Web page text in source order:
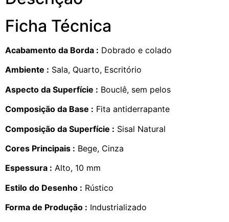
Ficha Técnica
Acabamento da Borda : Dobrado e colado
Ambiente : Sala, Quarto, Escritório
Aspecto da Superfície : Bouclê, sem pelos
Composição da Base : Fita antiderrapante
Composição da Superfície : Sisal Natural
Cores Principais : Bege, Cinza
Espessura : Alto, 10 mm
Estilo do Desenho : Rústico
Forma de Produção : Industrializado